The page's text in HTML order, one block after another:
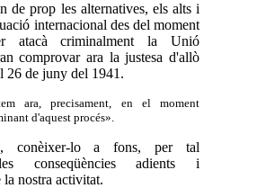
de prop les alternatives, els alts i
internacional des del moment
atacà criminalment la Unió
comprovar ara la justesa d'allò
26 de juny del 1941.
ara, precisament, en el moment
d'aquest procés».
conèixer-lo a fons, per tal
conseqüències adients i
la nostra activitat.